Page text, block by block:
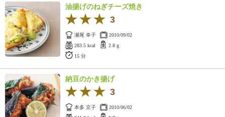
み
ん
の
き
う
の
料
」
油揚げのねぎチーズ焼き
3
瀬尾 幸子
2010/09/02
283.5 kcal
2.8 g
15 分
納豆のかき揚げ
3
本多 京子
2010/06/02